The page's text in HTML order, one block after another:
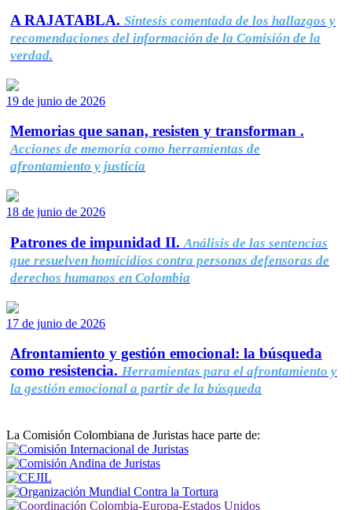
A RAJATABLA. Síntesis comentada de los hallazgos y
recomendaciones del información de la Comisión de la
verdad.
19 de junio de 2026
Memorias que sanan, resisten y transforman .
Acciones de memoria como herramientas de
afrontamiento y justicia
18 de junio de 2026
Patrones de impunidad II. Análisis de las sentencias
que resuelven homicidios contra personas defensoras de
derechos humanos en Colombia
17 de junio de 2026
Afrontamiento y gestión emocional: la búsqueda
como resistencia. Herramientas para el afrontamiento y
la gestión emocional a partir de la búsqueda
La Comisión Colombiana de Juristas hace parte de: